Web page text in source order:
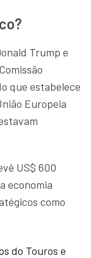
Trump e
que estabelece
Europeia
US$ 600
economia
como
do Touros e